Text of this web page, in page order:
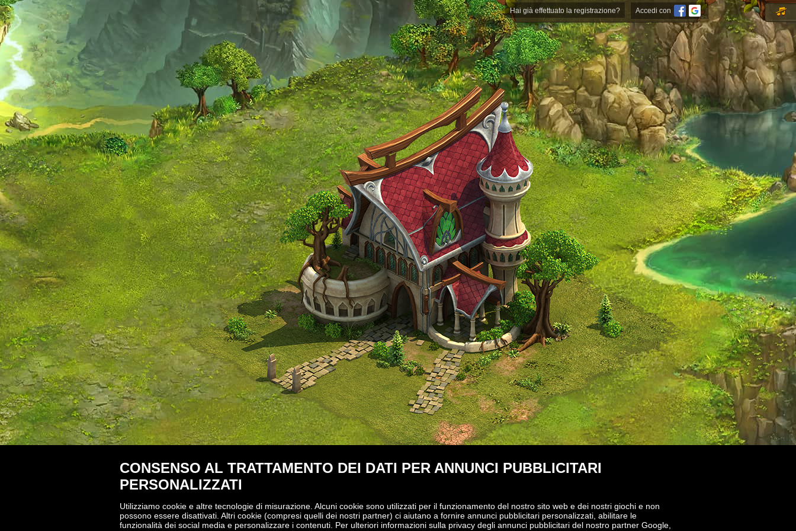
Hai già effettuato la registrazione? Accedi con
CONSENSO AL TRATTAMENTO DEI DATI PER ANNUNCI PUBBLICITARI
PERSONALIZZATI
Utilizziamo cookie e altre tecnologie di misurazione. Alcuni cookie sono utilizzati per il funzionamento del nostro sito web e dei nostri giochi e non
possono essere disattivati. Altri cookie (compresi quelli dei nostri partner) ci aiutano a fornire annunci pubblicitari personalizzati, abilitare le
funzionalità dei social media e personalizzare i contenuti. Per ulteriori informazioni sulla privacy degli annunci pubblicitari del nostro partner Google,